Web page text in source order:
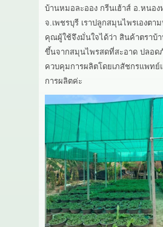
ติดต่อเราบ้านหมอละออง กรีนเฮ้าส์ อ.หนอ
จ.เพชรบุรี เราปลูกสมุนไพรเองตา
คุณผู้ใช้จึงมั่นใจได้ว่า สินค้าตราบ้
ขึ้นจากสมุนไพรสดที่สะอาด ปลอด
ควบคุมการผลิตโดยเภสัชกรแพท
การผลิตค่ะ